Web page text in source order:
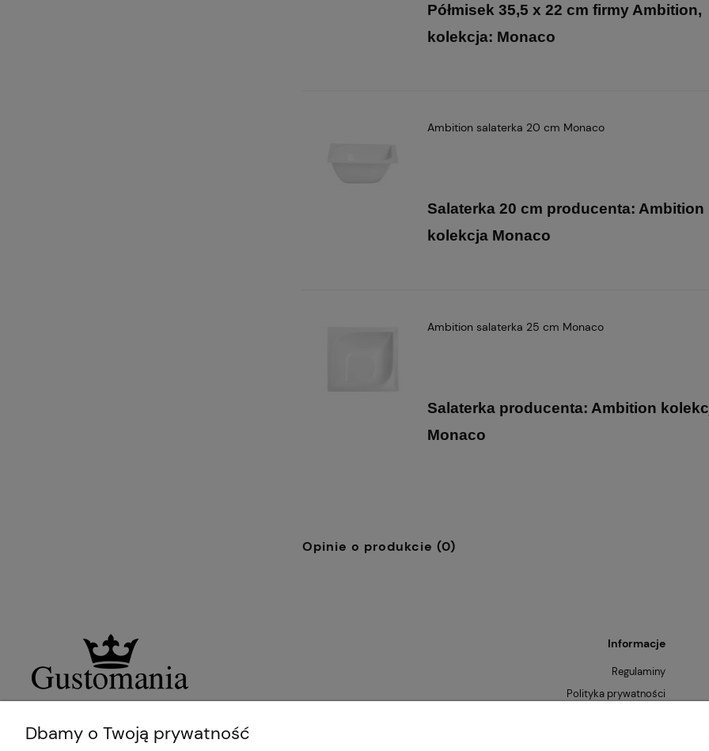
Półmisek 35,5 x 22 cm firmy Ambition,
kolekcja: Monaco
Ambition salaterka 20 cm Monaco
Salaterka 20 cm producenta: Ambition
kolekcja Monaco
Ambition salaterka 25 cm Monaco
Salaterka producenta: Ambition
Monaco
Opinie o produkcie (0)
Informacje
Regulaminy
Polityka prywatności
Dbamy o Twoją prywatność